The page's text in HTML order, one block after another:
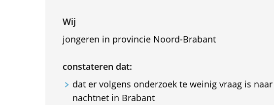
Wij
jongeren in provincie Noord-Brabant
constateren dat:
dat er volgens onderzoek te weinig vraag is
nachtnet in Brabant